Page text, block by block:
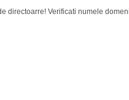
directoarre! Verificati numele